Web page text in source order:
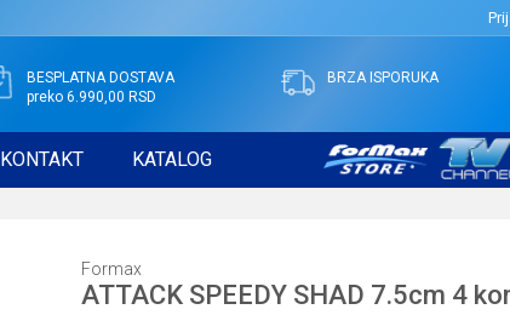
BESPLATNA DOSTAVA
preko 6.990,00 RSD
BRZA ISPORUKA
KONTAKT KATALOG
Formax
ATTACK SPEEDY SHAD 7.5cm 4